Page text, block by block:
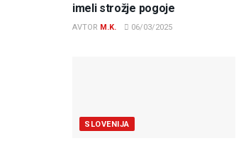
imeli strožje pogoje
AVTOR M.K. 06/03/2025
SLOVENIJA